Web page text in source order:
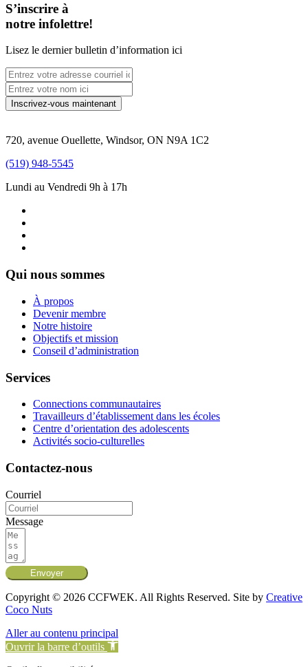
S’inscrire à
notre infolettre!
Lisez le dernier bulletin d’information ici
720, avenue Ouellette, Windsor, ON N9A 1C2
(519) 948-5545
Lundi au Vendredi 9h à 17h
Qui nous sommes
À propos
Devenir membre
Notre histoire
Objectifs et mission
Conseil d’administration
Services
Connections communautaires
Travailleurs d’établissement dans les écoles
Centre d’orientation des adolescents
Activités socio-culturelles
Contactez-nous
Courriel
Message
Envoyer
Copyright © 2026 CCFWEK. All Rights Reserved. Site by Creative
Coco Nuts
Aller au contenu principal
Ouvrir la barre d’outils